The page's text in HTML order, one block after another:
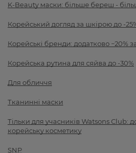
K-Beauty маски: більше береш -
Корейський догляд за шкірою до -
Корейські бренди: додатково −20%
Корейська рутина для сяйва до -30%
Для обличчя
Тканинні маски
Тільки для учасників Watsons Club:
корейську косметику
SNP